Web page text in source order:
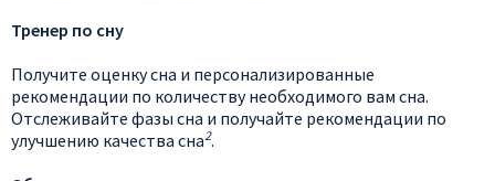
Тренер по сну
Получите оценку сна и персонализированные
рекомендации по количеству необходимого вам сна.
Отслеживайте фазы сна и получайте рекомендации по
улучшению качества сна2.